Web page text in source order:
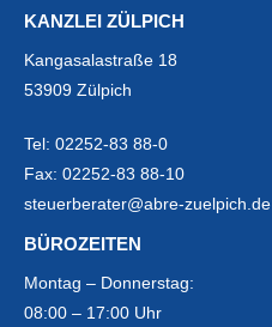
KANZLEI ZÜLPICH
Kangasalastraße 18
53909 Zülpich
Tel: 02252-83 88-0
Fax: 02252-83 88-10
steuerberater@abre-zuelpich.de
BÜROZEITEN
Montag – Donnerstag:
08:00 – 17:00 Uhr